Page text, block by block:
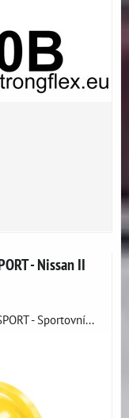
- Nissan II
- Sportovní...